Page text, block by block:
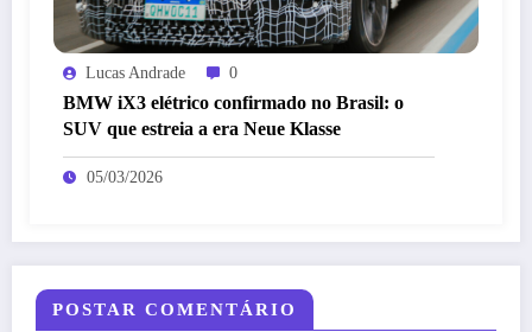
Lucas Andrade 0
BMW iX3 elétrico confirmado no Brasil: o
SUV que estreia a era Neue Klasse
05/03/2026
POSTAR COMENTÁRIO